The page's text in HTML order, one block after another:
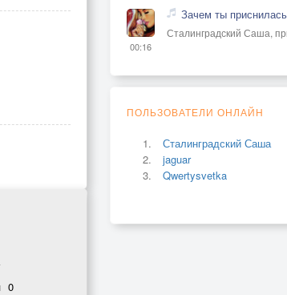
0
00:16
Зачем ты
Сталинградский Саша,
ПОЛЬЗОВАТЕЛИ ОНЛАЙН
Сталинградский Саша
jaguar
Qwertysvetka